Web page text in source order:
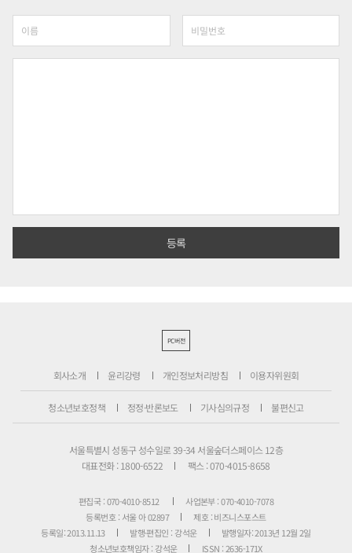
PC버전
회사소개 윤리강령 개인정보처리방침 이용자위원회
청소년보호정책 정정·반론보도 기사심의규정 불편신고
서울특별시 성동구 성수일로 39-34 서울숲더스페이스 12층
대표전화 : 1800-6522
팩스 : 070-4015-8658
편집국 : 070-4010-8512
사업본부 : 070-4010-7078
등록번호 : 서울 아 02897
제호 : 비즈니스포스트
등록일: 2013.11.13
발행·편집인 : 강석운
발행일자: 2013년 12월 2일
청소년보호책임자 : 강석운
ISSN : 2636-171X